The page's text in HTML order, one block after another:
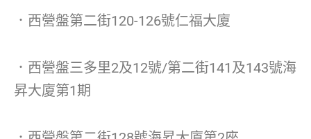
．西營盤第二街120-126號仁福大廈
．西營盤三多里2及12號/第二街141及143號海
昇大廈第1期